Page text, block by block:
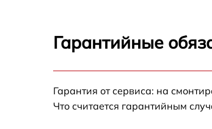
Замена сенсора FRANKE
Гарантийные
Гарантия от сервиса: на
Что считается гарантийным